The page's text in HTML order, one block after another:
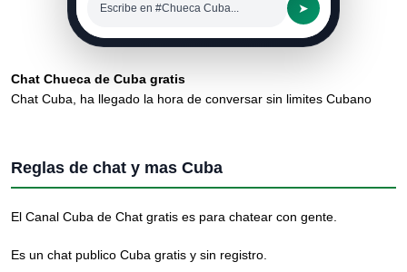
Escribe en #Chueca Cuba... ➤
Chat Chueca de Cuba gratis
Chat Cuba, ha llegado la hora de conversar sin limites Cubano
Reglas de chat y mas Cuba
El Canal Cuba de Chat gratis es para chatear con gente.
Es un chat publico Cuba gratis y sin registro.